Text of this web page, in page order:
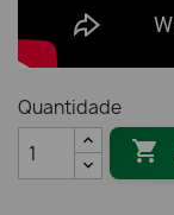
Quantidade
